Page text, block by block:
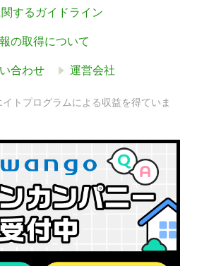
するガイドライン
の取得について
合わせ 運営会社
トプログラムによる収益を得ていま